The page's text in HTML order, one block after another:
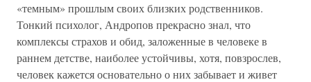
«темным» прошлым своих близких родственников.
Тонкий психолог, Андропов прекрасно знал, что
комплексы страхов и обид, заложенные в человеке в
раннем детстве, наиболее устойчивы, хотя, повзрослев,
человек кажется основательно о них забывает и живет